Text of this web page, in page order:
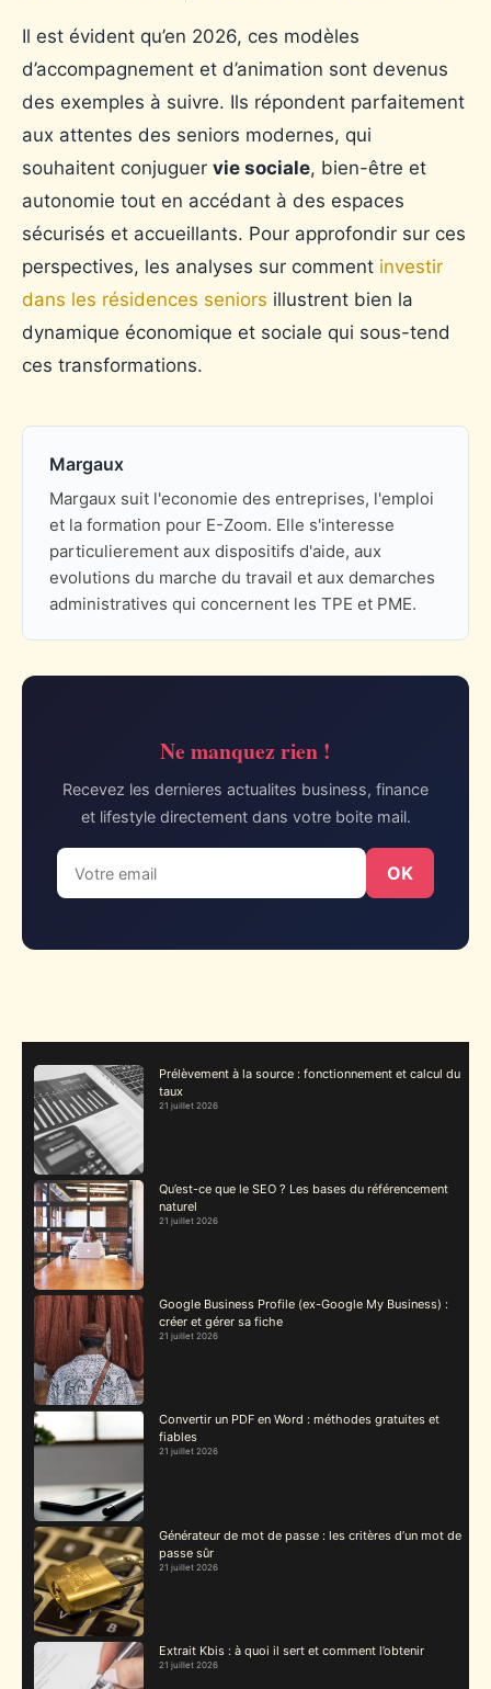
Il est évident qu’en 2026, ces modèles
d’accompagnement et d’animation sont devenus
des exemples à suivre. Ils répondent parfaitement
aux attentes des seniors modernes, qui
souhaitent conjuguer vie sociale, bien-être et
autonomie tout en accédant à des espaces
sécurisés et accueillants. Pour approfondir sur ces
perspectives, les analyses sur comment investir
dans les résidences seniors illustrent bien la
dynamique économique et sociale qui sous-tend
ces transformations.
Margaux
Margaux suit l'economie des entreprises, l'emploi
et la formation pour E-Zoom. Elle s'interesse
particulierement aux dispositifs d'aide, aux
evolutions du marche du travail et aux demarches
administratives qui concernent les TPE et PME.
Ne manquez rien !
Recevez les dernieres actualites business, finance
et lifestyle directement dans votre boite mail.
OK
Prélèvement à la source : fonctionnement et calcul du
taux
21 juillet 2026
Qu’est-ce que le SEO ? Les bases du référencement
naturel
21 juillet 2026
Google Business Profile (ex-Google My Business) :
créer et gérer sa fiche
21 juillet 2026
Convertir un PDF en Word : méthodes gratuites et
fiables
21 juillet 2026
Générateur de mot de passe : les critères d’un mot de
passe sûr
21 juillet 2026
Extrait Kbis : à quoi il sert et comment l’obtenir
21 juillet 2026